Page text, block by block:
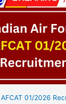
01/2026